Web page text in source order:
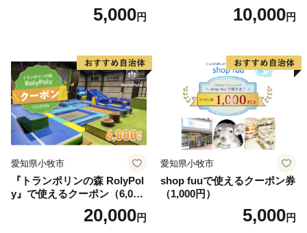
5,000円 10,000円
愛知県小牧市
『トランポリンの森 RolyPol
y』で使えるクーポン（6,000
20,000円
愛知県小牧市
shop fuuで使えるクーポン券
（1,000円）
5,000円